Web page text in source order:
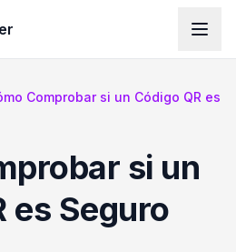
Comprobar si un Código QR es
si un
es Seguro